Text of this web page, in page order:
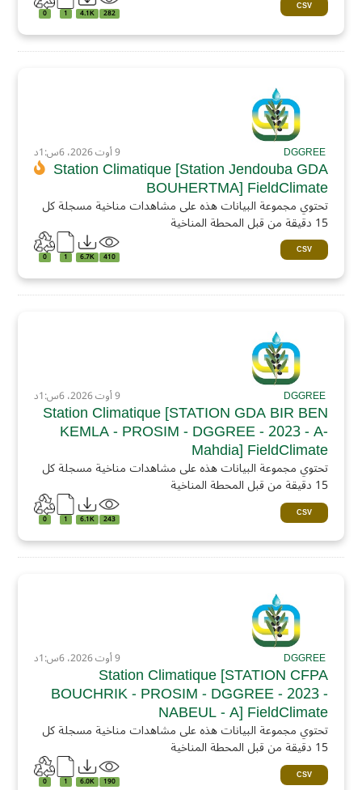
CSV
282
4.1K
1
0
DGGREE 9 أوت 2026، 6س:1د
Station Climatique [Station Jendouba GDA
BOUHERTMA] FieldClimate
تحتوي مجموعة البيانات هذه على مشاهدات مناخية مسجلة كل
15 دقيقة من قبل المحطة المناخية
CSV
410
6.7K
1
0
DGGREE 9 أوت 2026، 6س:1د
Station Climatique [STATION GDA BIR BEN
KEMLA - PROSIM - DGGREE - 2023 - A-
Mahdia] FieldClimate
تحتوي مجموعة البيانات هذه على مشاهدات مناخية مسجلة كل
15 دقيقة من قبل المحطة المناخية
CSV
243
6.1K
1
0
DGGREE 9 أوت 2026، 6س:1د
Station Climatique [STATION CFPA
BOUCHRIK - PROSIM - DGGREE - 2023 -
NABEUL - A] FieldClimate
تحتوي مجموعة البيانات هذه على مشاهدات مناخية مسجلة كل
15 دقيقة من قبل المحطة المناخية
CSV
190
6.0K
1
0